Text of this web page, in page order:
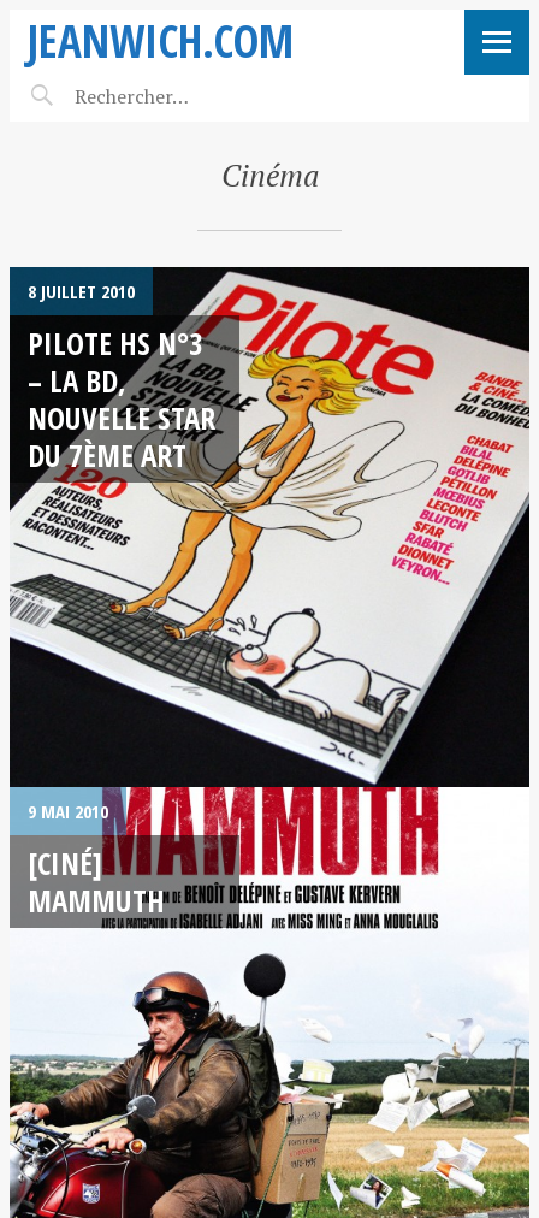
JEANWICH.COM
Cinéma
8 JUILLET 2010
PILOTE HS N°3
– LA BD,
NOUVELLE STAR
DU 7ÈME ART
9 MAI 2010
[CINÉ]
MAMMUTH